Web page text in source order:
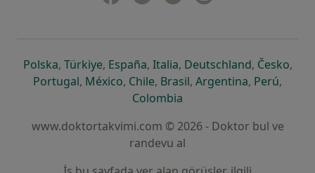
Polskayeni bir sekmede açılır
, Türkiyeyeni bir sekmede açılır
, Españayeni bir sekmede açılır
, Italiayeni bir sekmede açılır
, Deutschlandyeni bir
, Českoyeni
,
Portugalyeni bir sekmede açılır
, Méxicoyeni bir sekmede açılır
, Chileyeni bir sekmede açılır
, Brasilyeni bir sekmede açılır
, Argentinayeni bir
, Perúyeni
,
Colombia
www.doktortakvimi.com © 2026 - Doktor bul ve
randevu al